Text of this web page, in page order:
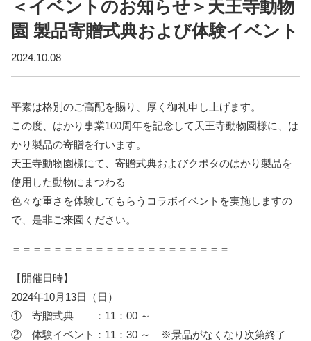
＜イベントのお知らせ＞天王寺動物
園 製品寄贈式典および体験イベント
2024.10.08
平素は格別のご高配を賜り、厚く御礼申し上げます。
この度、はかり事業100周年を記念して天王寺動物園様に、は
かり製品の寄贈を行います。
天王寺動物園様にて、寄贈式典およびクボタのはかり製品を
使用した動物にまつわる
色々な重さを体験してもらうコラボイベントを実施しますの
で、是非ご来園ください。
＝＝＝＝＝＝＝＝＝＝＝＝＝＝＝＝＝＝＝＝＝
【開催日時】
2024年10月13日（日）
① 寄贈式典 ：11：00 ～
② 体験イベント：11：30 ～ ※景品がなくなり次第終了